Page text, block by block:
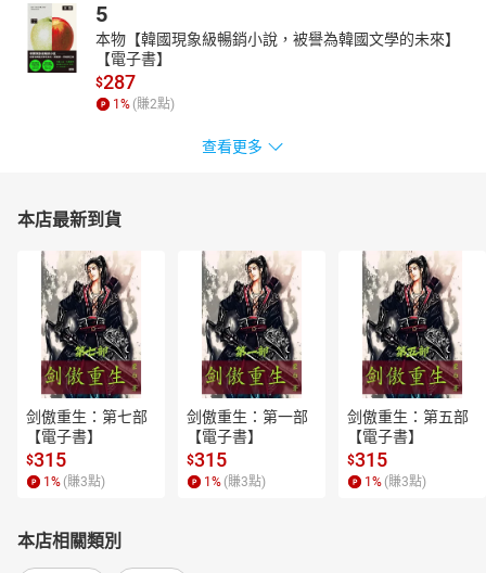
5
本物【韓國現象級暢銷小說，被譽為韓國文學的未來】
【電子書】
$287
1 % (賺2點)
查看更多
本店最新到貨
剑傲重生：第七部
【電子書】
$315
1 % (賺3點)
剑傲重生：第一部
【電子書】
$315
1 % (賺3點)
剑傲重生：第五部
【電子書】
$315
1 % (賺3點)
本店相關類別